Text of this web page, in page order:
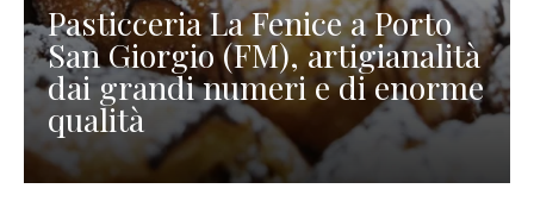
Pasticceria La Fenice a Porto
San Giorgio (FM), artigianalità
dai grandi numeri e di enorme
qualità